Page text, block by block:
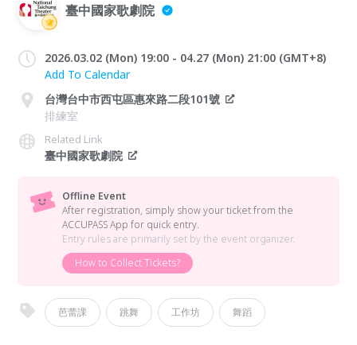
臺中國家歌劇院
2026.03.02 (Mon) 19:00 - 04.27 (Mon) 21:00 (GMT+8)
Add To Calendar
台灣台中市西屯區惠來路二段101號
排練室
Related Link
臺中國家歌劇院
Offline Event
After registration, simply show your ticket from the
ACCUPASS App for quick entry.
Entry rules are primarily set by the event organizer.
How to Collect Tickets?
芭蕾課 跳舞 工作坊 舞蹈